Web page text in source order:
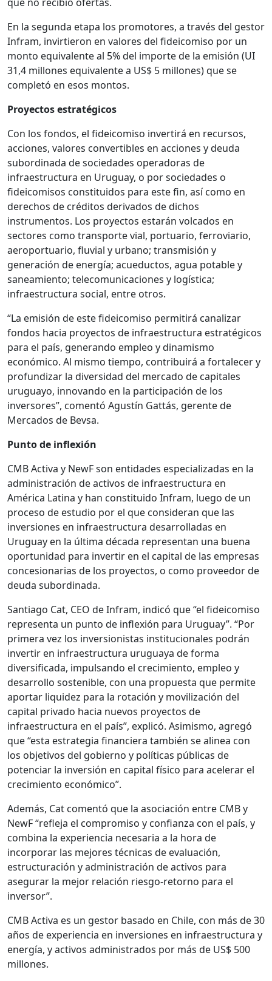
En la segunda etapa los promotores, a través del gestor
Infram, invirtieron en valores del fideicomiso por un
monto equivalente al 5% del importe de la emisión (UI
31,4 millones equivalente a US$ 5 millones) que se
completó en esos montos.
Proyectos estratégicos
Con los fondos, el fideicomiso invertirá en recursos,
acciones, valores convertibles en acciones y deuda
subordinada de sociedades operadoras de
infraestructura en Uruguay, o por sociedades o
fideicomisos constituidos para este fin, así como en
derechos de créditos derivados de dichos
instrumentos. Los proyectos estarán volcados en
sectores como transporte vial, portuario, ferroviario,
aeroportuario, fluvial y urbano; transmisión y
generación de energía; acueductos, agua potable y
saneamiento; telecomunicaciones y logística;
infraestructura social, entre otros.
“La emisión de este fideicomiso permitirá canalizar
fondos hacia proyectos de infraestructura estratégicos
para el país, generando empleo y dinamismo
económico. Al mismo tiempo, contribuirá a fortalecer y
profundizar la diversidad del mercado de capitales
uruguayo, innovando en la participación de los
inversores”, comentó Agustín Gattás, gerente de
Mercados de Bevsa.
Punto de inflexión
CMB Activa y NewF son entidades especializadas en la
administración de activos de infraestructura en
América Latina y han constituido Infram, luego de un
proceso de estudio por el que consideran que las
inversiones en infraestructura desarrolladas en
Uruguay en la última década representan una buena
oportunidad para invertir en el capital de las empresas
concesionarias de los proyectos, o como proveedor de
deuda subordinada.
Santiago Cat, CEO de Infram, indicó que “el fideicomiso
representa un punto de inflexión para Uruguay”. “Por
primera vez los inversionistas institucionales podrán
invertir en infraestructura uruguaya de forma
diversificada, impulsando el crecimiento, empleo y
desarrollo sostenible, con una propuesta que permite
aportar liquidez para la rotación y movilización del
capital privado hacia nuevos proyectos de
infraestructura en el país”, explicó. Asimismo, agregó
que “esta estrategia financiera también se alinea con
los objetivos del gobierno y políticas públicas de
potenciar la inversión en capital físico para acelerar el
crecimiento económico”.
Además, Cat comentó que la asociación entre CMB y
NewF “refleja el compromiso y confianza con el país, y
combina la experiencia necesaria a la hora de
incorporar las mejores técnicas de evaluación,
estructuración y administración de activos para
asegurar la mejor relación riesgo-retorno para el
inversor”.
CMB Activa es un gestor basado en Chile, con más de 30
años de experiencia en inversiones en infraestructura y
energía, y activos administrados por más de US$ 500
millones.